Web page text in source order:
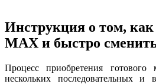
Инструкция о том,
MAX и быстро
Процесс приобретения готового
нескольких последовательных и